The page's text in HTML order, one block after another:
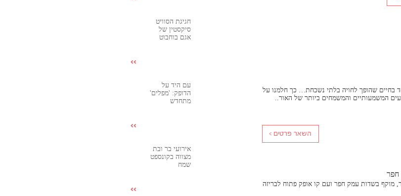
בחיים שהופך לחויה בלתי נשכחת… כך חלמנו על
המשמעותיים והמשמחים ביותר של האור..
חפר
מוקף בשדות עמק חפר ועם קו אופק פתוח לבריזה
חגיגת הסוויט
סיקסטין של
אגם בוחבוט
עם היד על
הדופק: 'מפלים'
מתחדש
אירועי בר ובת
מצווה בקונספט
שמח